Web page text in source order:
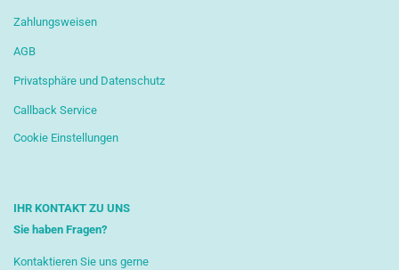
Zahlungsweisen
AGB
Privatsphäre und Datenschutz
Callback Service
Cookie Einstellungen
IHR KONTAKT ZU UNS
Sie haben Fragen?
Kontaktieren Sie uns gerne